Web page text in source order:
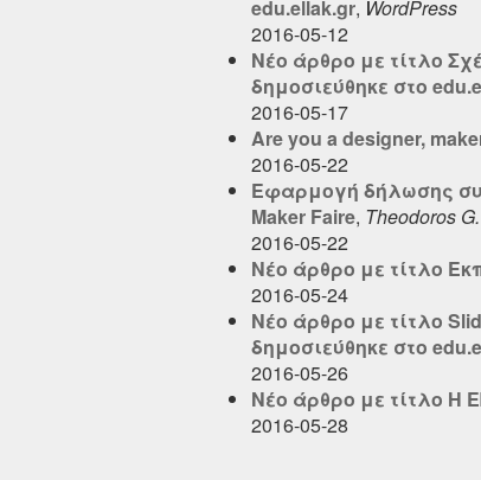
edu.ellak.gr, WordPress
2016-05-12
Νέο άρθρο με τίτλο
δημοσιεύθηκε στο
2016-05-17
Are you a designer,
2016-05-22
Εφαρμογή δήλωσης
Maker Faire, Theodoros
2016-05-22
Νέο άρθρο με τίτλο
2016-05-24
Νέο άρθρο με τίτλο
δημοσιεύθηκε στο
2016-05-26
Νέο άρθρο με τίτλο Η
2016-05-28